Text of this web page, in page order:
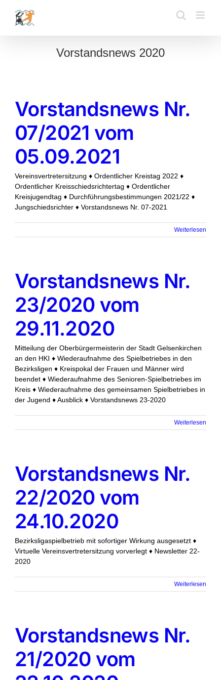
Inhalt
springen
Vorstandsnews 2020
Vorstandsnews Nr.
07/2021 vom
05.09.2021
Vereinsvertretersitzung ♦ Ordentlicher Kreistag 2022 ♦
Ordentlicher Kreisschiedsrichtertag ♦ Ordentlicher
Kreisjugendtag ♦ Durchführungsbestimmungen 2021/22 ♦
Jungschiedsrichter ♦ Vorstandsnews Nr. 07-2021
Weiterlesen
Vorstandsnews Nr.
23/2020 vom
29.11.2020
Mitteilung der Oberbürgermeisterin der Stadt Gelsenkirchen
an den HKI ♦ Wiederaufnahme des Spielbetriebes in den
Bezirksligen ♦ Kreispokal der Frauen und Männer wird
beendet ♦ Wiederaufnahme des Senioren-Spielbetriebes im
Kreis ♦ Wiederaufnahme des gemeinsamen Spielbetriebes in
der Jugend ♦ Ausblick ♦ Vorstandsnews 23-2020
Weiterlesen
Vorstandsnews Nr.
22/2020 vom
24.10.2020
Bezirksligaspielbetrieb mit sofortiger Wirkung ausgesetzt ♦
Virtuelle Vereinsvertretersitzung vorverlegt ♦ Newsletter 22-
2020
Weiterlesen
Vorstandsnews Nr.
21/2020 vom